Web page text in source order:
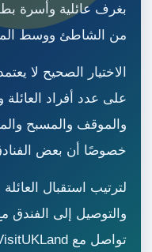
بغرف عائلية وأسرة
من الشاطئ ووسط
الاختيار الصحيح لا
على عدد أفراد
والموقف والمسبح
خصوصًا أن بعض
لترتيب استقبال
والتوصيل إلى الفندق
تواصل مع VisitUKLand عبر الرقم: